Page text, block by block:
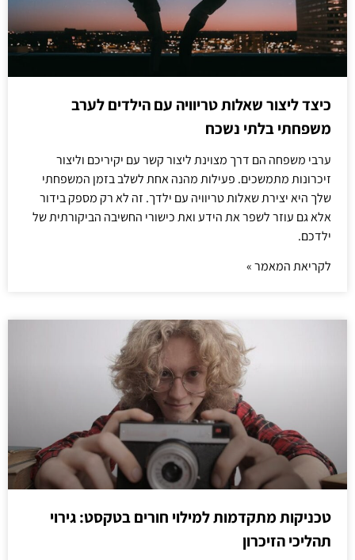
כיצד ליצור שאלות טריוויה עם הילדים לערב
משפחתי בלתי נשכח
ערבי משפחה הם דרך מצוינת ליצור קשר עם יקיריכם וליצור
זיכרונות מתמשכים. פעילות מהנה אחת לשלב בזמן המשפחתי
שלך היא יצירת שאלות טריוויה עם ילדך. זה לא רק מספק בידור
אלא גם עוזר לשפר את הידע ואת כישורי החשיבה הביקורתית של
ילדכם.
לקריאת המאמר »
טכניקות מתקדמות למילוי חורים בטקסט: גירוי
תהליכי הזיכרון